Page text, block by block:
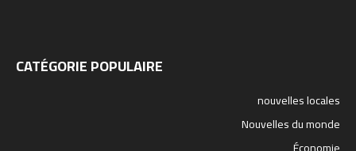
CATÉGORIE POPULAIRE
nouvelles locales
Nouvelles du monde